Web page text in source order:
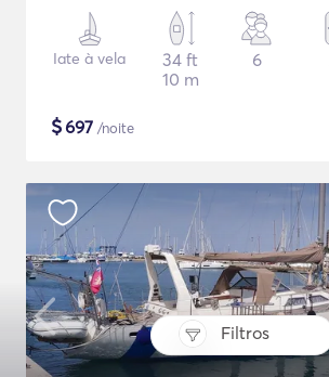
Filtros
Iate à vela
34 ft
10 m
6
$697 /noite